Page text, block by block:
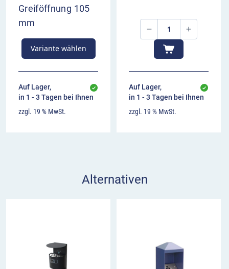
Greiföffnung 105
mm
Variante wählen
Auf Lager,
in 1 - 3 Tagen bei Ihnen
zzgl. 19 % MwSt.
Auf Lager,
in 1 - 3 Tagen bei Ihnen
zzgl. 19 % MwSt.
Alternativen